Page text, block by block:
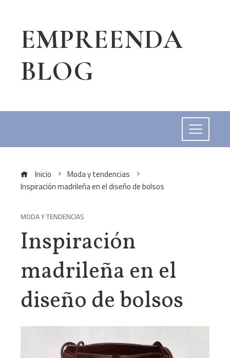
EMPREENDA
BLOG
Inicio
Moda y tendencias
Inspiración madrileña en el diseño de bolsos
MODA Y TENDENCIAS
Inspiración
madrileña en el
diseño de bolsos